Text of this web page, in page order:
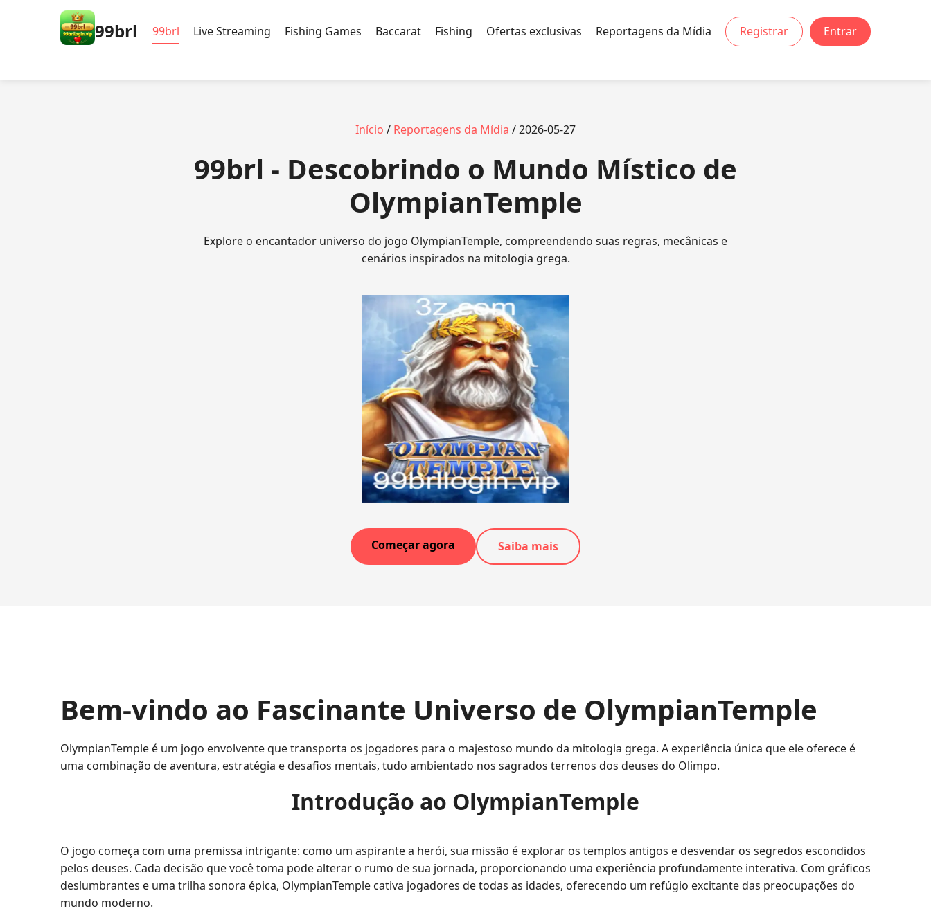
99brl 99brl Live Streaming Fishing Games Baccarat Fishing Ofertas exclusivas Reportagens da Mídia Registrar Entrar
Início / Reportagens da Mídia / 2026-05-27
99brl - Descobrindo o Mundo Místico de
OlympianTemple
Explore o encantador universo do jogo OlympianTemple, compreendendo suas regras, mecânicas e
cenários inspirados na mitologia grega.
Começar agora Saiba mais
Bem-vindo ao Fascinante Universo de OlympianTemple
OlympianTemple é um jogo envolvente que transporta os jogadores para o majestoso mundo da mitologia grega. A experiência única que ele oferece é
uma combinação de aventura, estratégia e desafios mentais, tudo ambientado nos sagrados terrenos dos deuses do Olimpo.
Introdução ao OlympianTemple
O jogo começa com uma premissa intrigante: como um aspirante a herói, sua missão é explorar os templos antigos e desvendar os segredos escondidos
pelos deuses. Cada decisão que você toma pode alterar o rumo de sua jornada, proporcionando uma experiência profundamente interativa. Com gráficos
deslumbrantes e uma trilha sonora épica, OlympianTemple cativa jogadores de todas as idades, oferecendo um refúgio excitante das preocupações do
mundo moderno.